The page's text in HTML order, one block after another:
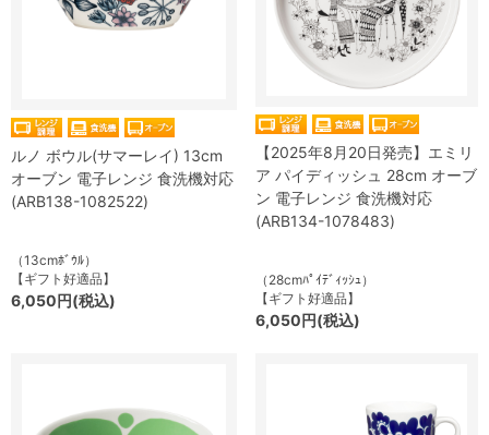
ルノ ボウル(サマーレイ) 13cm
オーブン 電子レンジ 食洗機対応
(ARB138-1082522)
（13cmﾎﾞｳﾙ）
【ギフト好適品】
6,050円(税込)
【2025年8月20日発売】エミリ
ア パイディッシュ 28cm オーブ
ン 電子レンジ 食洗機対応
(ARB134-1078483)
（28cmﾊﾟｲﾃﾞｨｯｼｭ）
【ギフト好適品】
6,050円(税込)